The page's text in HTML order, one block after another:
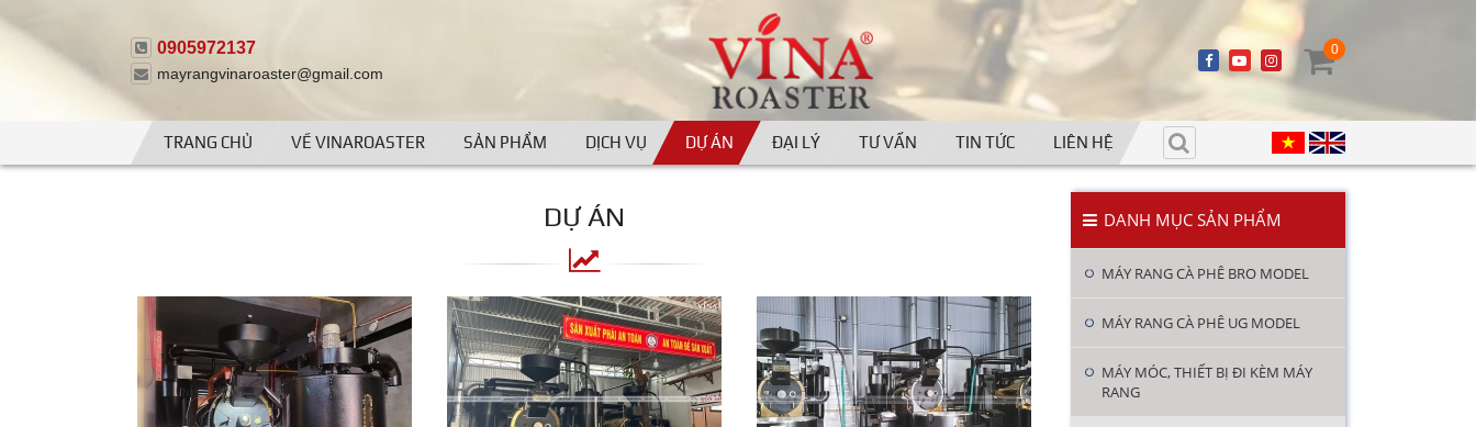
0905972137
mayrangvinaroaster@gmail.com
0
TRANG CHỦ VỀ VINAROASTER SẢN PHẨM DỊCH VỤ DỰ ÁN ĐẠI LÝ TƯ VẤN TIN TỨC LIÊN HỆ
DỰ ÁN DANH MỤC SẢN PHẨM
MÁY RANG CÀ PHÊ BRO MODEL
MÁY RANG CÀ PHÊ UG MODEL
MÁY MÓC, THIẾT BỊ ĐI KÈM MÁY
RANG